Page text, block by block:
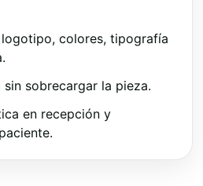
colores, tipografía
sin sobrecargar la pieza.
en recepción y